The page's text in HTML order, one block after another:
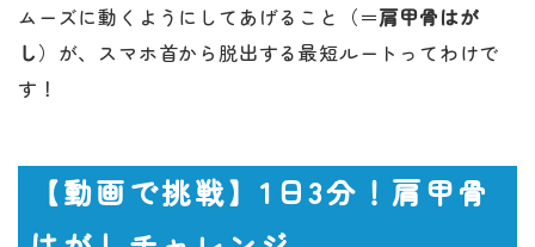
ムーズに動くようにしてあげること（＝肩甲骨はが
し）が、スマホ首から脱出する最短ルートってわけで
す！
【動画で挑戦】1日3分！肩甲骨